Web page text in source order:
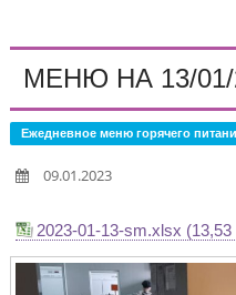
МЕНЮ НА 13/01/
Ежедневное меню горячего
09.01.2023
2023-01-13-sm.xlsx